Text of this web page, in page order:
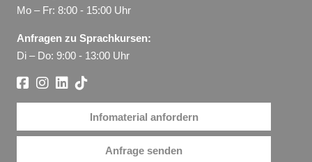
Mo – Fr: 8:00 - 15:00 Uhr
Anfragen zu Sprachkursen:
Di – Do: 9:00 - 13:00 Uhr
Infomaterial anfordern
Anfrage senden